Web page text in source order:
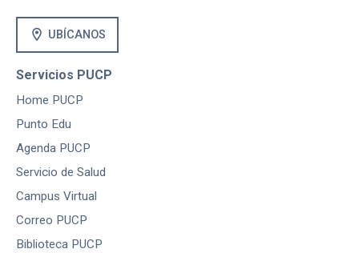
location_on UBÍCANOS
Servicios PUCP
Home PUCP
Punto Edu
Agenda PUCP
Servicio de Salud
Campus Virtual
Correo PUCP
Biblioteca PUCP